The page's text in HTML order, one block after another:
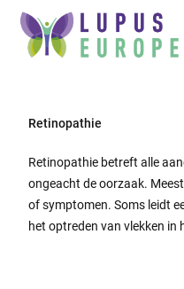
Retinopathie
Retinopathie betreft alle
ongeacht de oorzaak.
of symptomen. Soms leidt
het optreden van vlekken in